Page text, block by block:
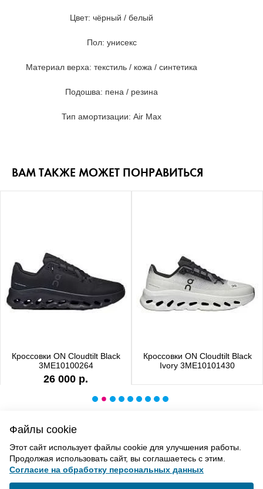
Цвет: чёрный / белый
Пол: унисекс
Материал верха: текстиль / кожа / синтетика
Подошва: пена / резина
Тип амортизации: Air Max
ВАМ ТАКЖЕ МОЖЕТ ПОНРАВИТЬСЯ
Кроссовки ON Cloudtilt Black
3ME10100264
26 000 р.
Кроссовки ON Cloudtilt Black
Ivory 3ME10101430
ВВЕРХ
Файлы cookie
Этот сайт использует файлы cookie для улучшения работы.
Продолжая использовать сайт, вы соглашаетесь с этим.
Согласие на обработку персональных данных